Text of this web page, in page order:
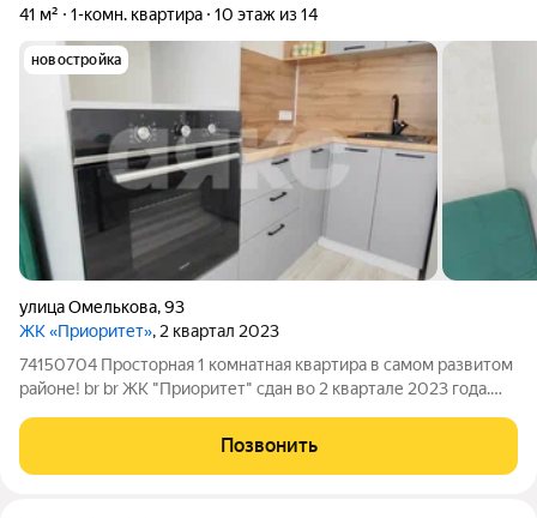
41 м² 1-комн. квартира 10 этаж из 14
новостройка
улица Омелькова,93
ЖК «Приоритет», 2 квартал 2023
74150704 Просторная 1 комнатная квартира в самом развитом
районе! br br ЖК "Приоритет" сдан во 2 квартале 2023 года.
br В квартире шикарная, просторная гардеробная комната, вам
не придется
Позвонить